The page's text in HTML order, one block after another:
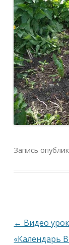
Запись
Навигация
по
← Видео
«Календарь